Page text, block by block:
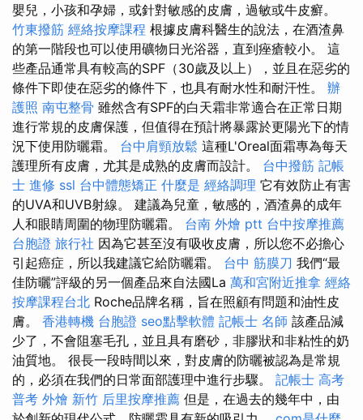
嬰兒，小孩和孕婦，或針對敏感的皮膚，過敏或牛皮癬。
竹東撥筋 經絡按摩課程 根據皮膚科醫生的說法，在酒渣鼻
的第一階段也可以使用礦物日光浴器，直到痤瘡較小。 這
些產品通常具有較高的SPF（30歲及以上），並且在惡劣的
條件下即使在惡劣的條件下，也具有耐水性和耐汗性。 辦
護照 南屯整骨 雖然含有SPF的白天霜非常適合在正常日期
進行常規的皮膚保護，但值得在預計將暴露於更陽光下的情
況下使用防曬霜。 台中肩頸放鬆 這種L'Oreal面霜專為每天
護理所有皮膚，尤其是成熟的皮膚而設計。 台中撥筋 記帳
士 進修 ssl 台中體態矯正 什麼是 經絡調理 它有效防止有害
的UVA和UVB射線。 建議為兒童，敏感的，酒渣鼻的成年
人和眼睛周圍的物理防曬霜。 台南 外燴 ptt 台中按摩推薦
台胞證 旅行社 因為它甚至沒有吸收皮膚，所以您不必擔心
引起癌症，所以我建議它給防曬霜。 台中 筋膜刀 我們“最
佳防曬”評級的另一個產品來自法國La 萬和宮附近推拿 經絡
按摩課程台北 Roche品牌名稱，旨在照顧有問題和油性皮
膚。 香港轉機 台胞證 seo點擊軟體 記帳士 名師 該產品減
少了，不會阻塞毛孔，並且具有磨砂，非膠狀和非粘性的奶
油質地。 很長一段時間以來，對皮膚的防曬被認為是常規
的，必須在我們的日常面部護理中進行步驟。 記帳士 高考
普考 外燴 新竹 后里按摩推薦 但是，在過去的幾年中，由